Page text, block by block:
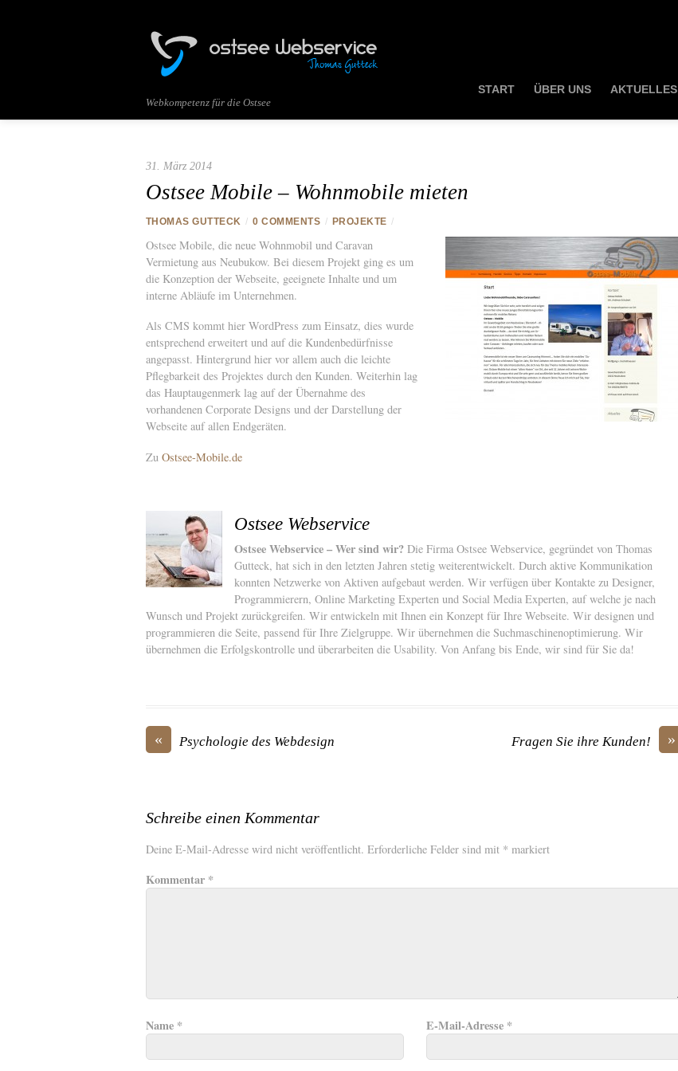
Webkompetenz für die Ostsee
START ÜBER UNS AKTUELLES
31. März 2014
Ostsee Mobile – Wohnmobile mieten
THOMAS GUTTECK / 0 COMMENTS / PROJEKTE /
Ostsee Mobile, die neue Wohnmobil und Caravan
Vermietung aus Neubukow. Bei diesem Projekt ging es um
die Konzeption der Webseite, geeignete Inhalte und um
interne Abläufe im Unternehmen.
Als CMS kommt hier WordPress zum Einsatz, dies wurde
entsprechend erweitert und auf die Kundenbedürfnisse
angepasst. Hintergrund hier vor allem auch die leichte
Pflegbarkeit des Projektes durch den Kunden. Weiterhin lag
das Hauptaugenmerk lag auf der Übernahme des
vorhandenen Corporate Designs und der Darstellung der
Webseite auf allen Endgeräten.
Zu Ostsee-Mobile.de
Ostsee Webservice
Ostsee Webservice – Wer sind wir? Die Firma Ostsee Webservice, gegründet von Thomas
Gutteck, hat sich in den letzten Jahren stetig weiterentwickelt. Durch aktive Kommunikation
konnten Netzwerke von Aktiven aufgebaut werden. Wir verfügen über Kontakte zu Designer,
Programmierern, Online Marketing Experten und Social Media Experten, auf welche je nach
Wunsch und Projekt zurückgreifen. Wir entwickeln mit Ihnen ein Konzept für Ihre Webseite. Wir designen und
programmieren die Seite, passend für Ihre Zielgruppe. Wir übernehmen die Suchmaschinenoptimierung. Wir
übernehmen die Erfolgskontrolle und überarbeiten die Usability. Von Anfang bis Ende, wir sind für Sie da!
« Psychologie des Webdesign »
Fragen Sie ihre Kunden!
Schreibe einen Kommentar
Deine E-Mail-Adresse wird nicht veröffentlicht. Erforderliche Felder sind mit * markiert
Kommentar *
Name * E-Mail-Adresse *